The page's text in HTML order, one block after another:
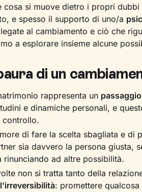
cosa si muove dietro i propri
e spesso il supporto di uno/a
al cambiamento e ciò che
a esplorare insieme alcune
di un
rappresenta un
e dinamiche personali, e
controllo.
di fare la scelta sbagliata e di
sia davvero la persona giusta,
rinunciando ad altre possibilità.
non si tratta tanto della
: promettere